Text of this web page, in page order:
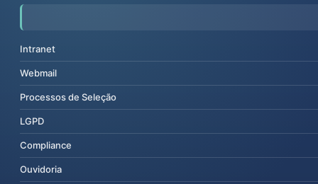
Intranet
Webmail
Processos de Seleção
LGPD
Compliance
Ouvidoria